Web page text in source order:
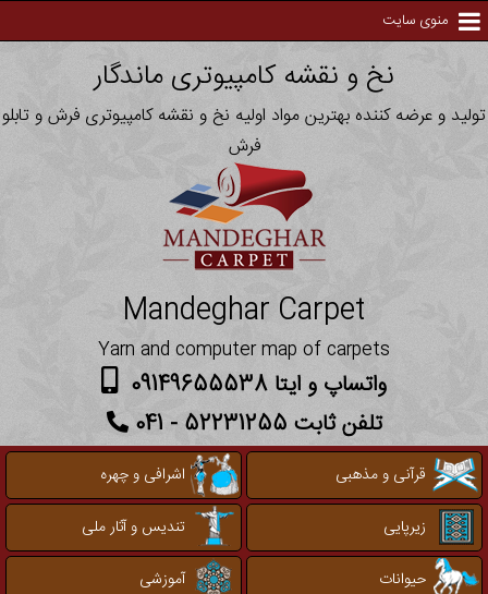
منوی سایت
نخ و نقشه کامپیوتری ماندگار
تولید و عرضه کننده بهترین مواد اولیه نخ و نقشه کامپیوتری فرش و تابلو
فرش
Mandeghar Carpet
Yarn and computer map of carpets
واتساپ و ایتا 09149655538
تلفن ثابت 52231255 - 041
قرآنی و مذهبی
اشرافی و چهره
زیرپایی
تندیس و آثار ملی
حیوانات
آموزشی